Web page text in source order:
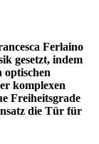
Ferlaino
gesetzt, indem
optischen
komplexen
Freiheitsgrade
die Tür für